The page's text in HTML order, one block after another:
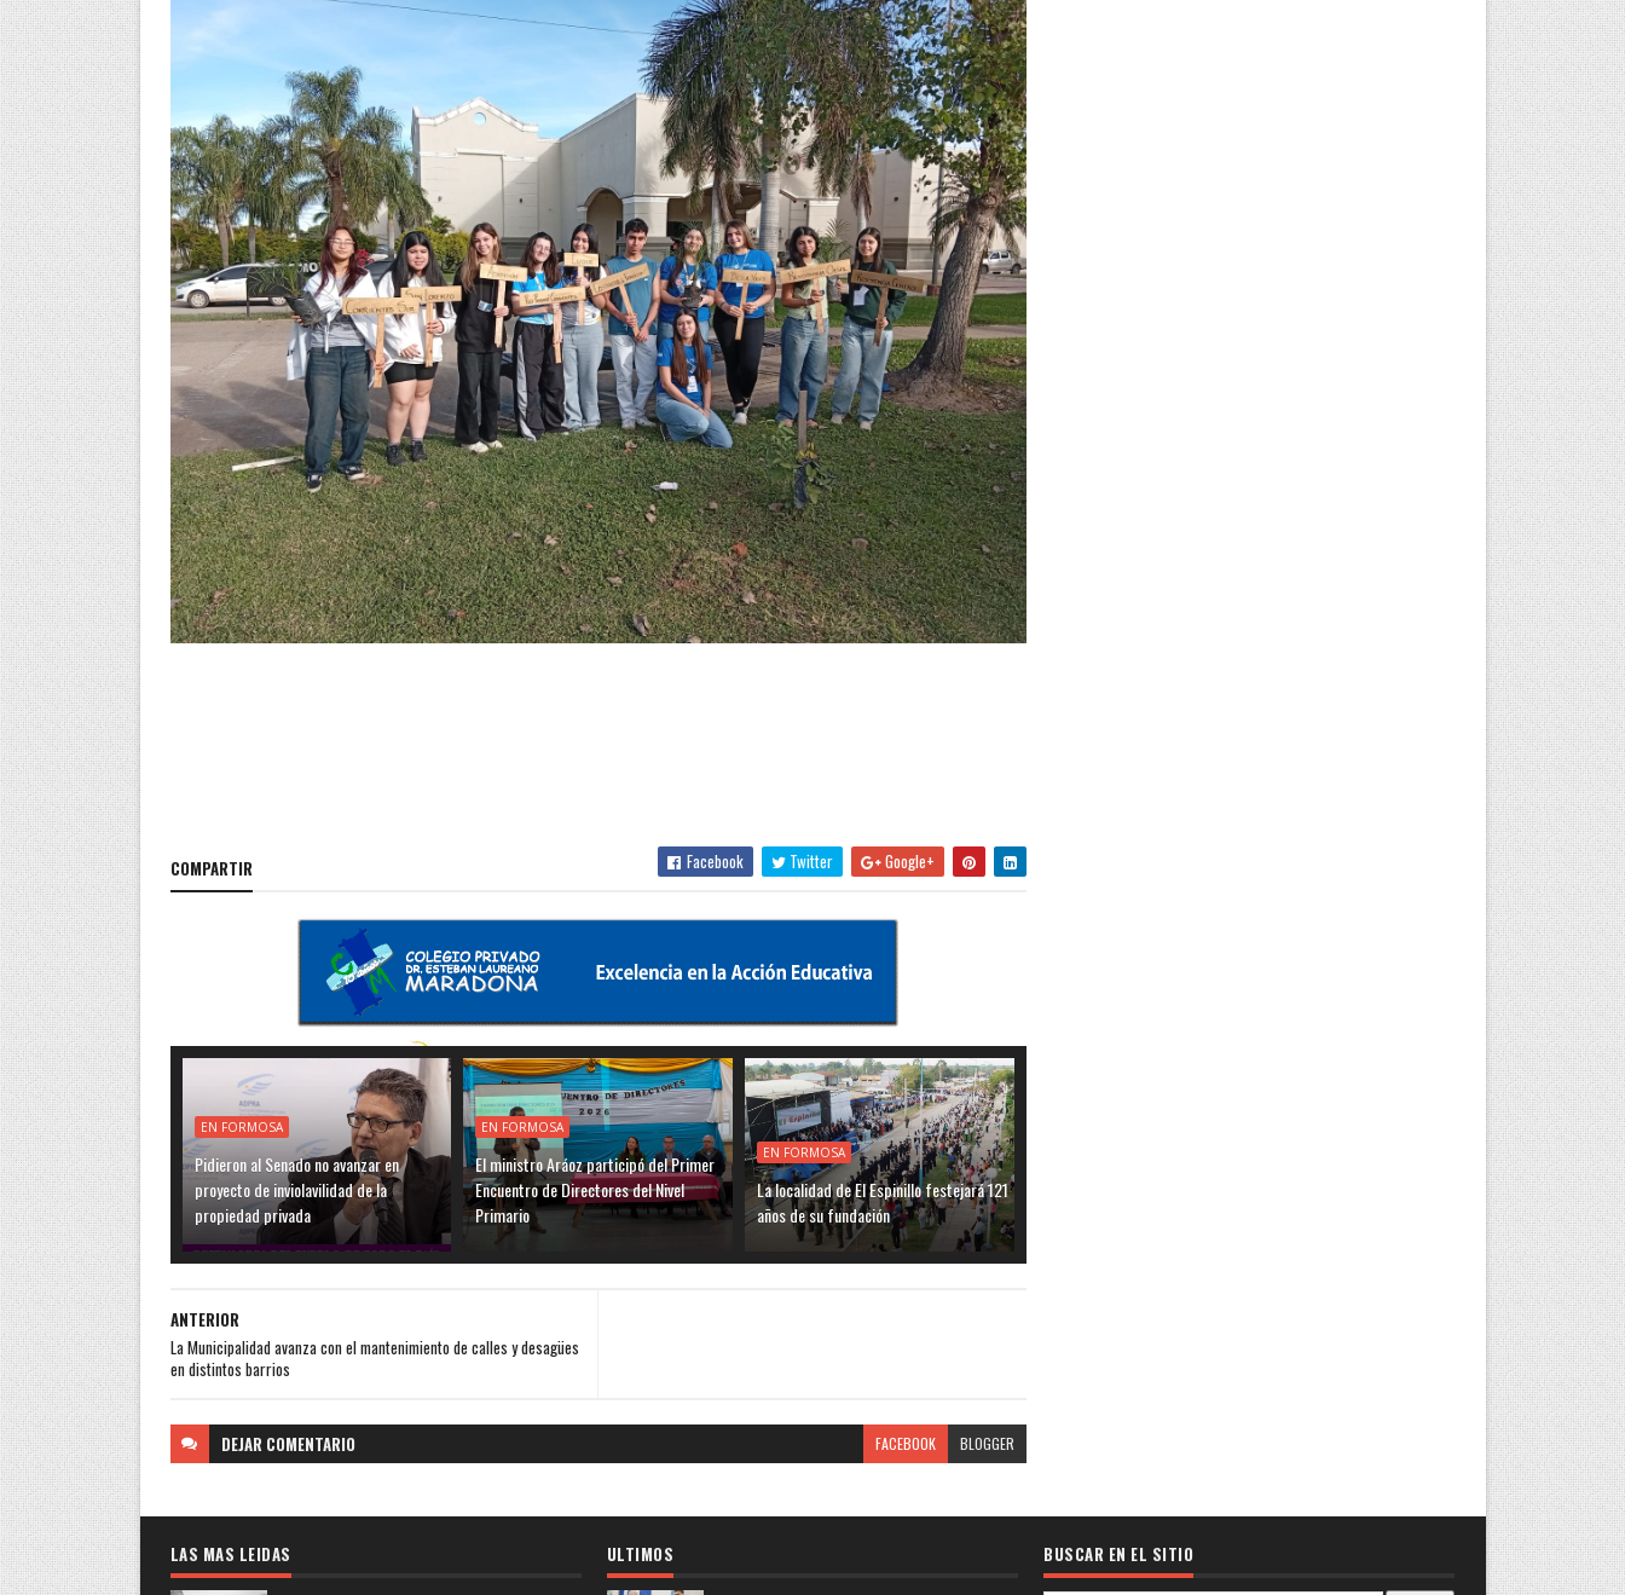
COMPARTIR Facebook Twitter Google+
EN FORMOSA
Pidieron al Senado no avanzar en
proyecto de inviolavilidad de la
propiedad privada
EN FORMOSA
El ministro Aráoz participó del Primer
Encuentro de Directores del Nivel
Primario
EN FORMOSA
La localidad de El Espinillo festejará 121
años de su fundación
ANTERIOR
La Municipalidad avanza con el mantenimiento de calles y desagües
en distintos barrios
DEJAR COMENTARIO FACEBOOK BLOGGER
LAS MAS LEIDAS
ULTIMOS
BUSCAR EN EL SITIO